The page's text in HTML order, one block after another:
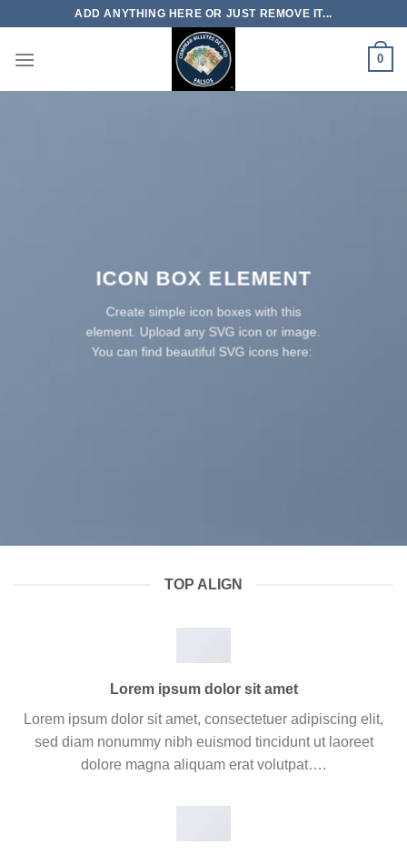
content
ADD ANYTHING HERE OR JUST REMOVE IT...
0
ICON BOX ELEMENT
Create simple icon boxes with this
element. Upload any SVG icon or image.
You can find beautiful SVG icons here:
TOP ALIGN
Lorem ipsum dolor sit amet
Lorem ipsum dolor sit amet, consectetuer adipiscing elit,
sed diam nonummy nibh euismod tincidunt ut laoreet
dolore magna aliquam erat volutpat….